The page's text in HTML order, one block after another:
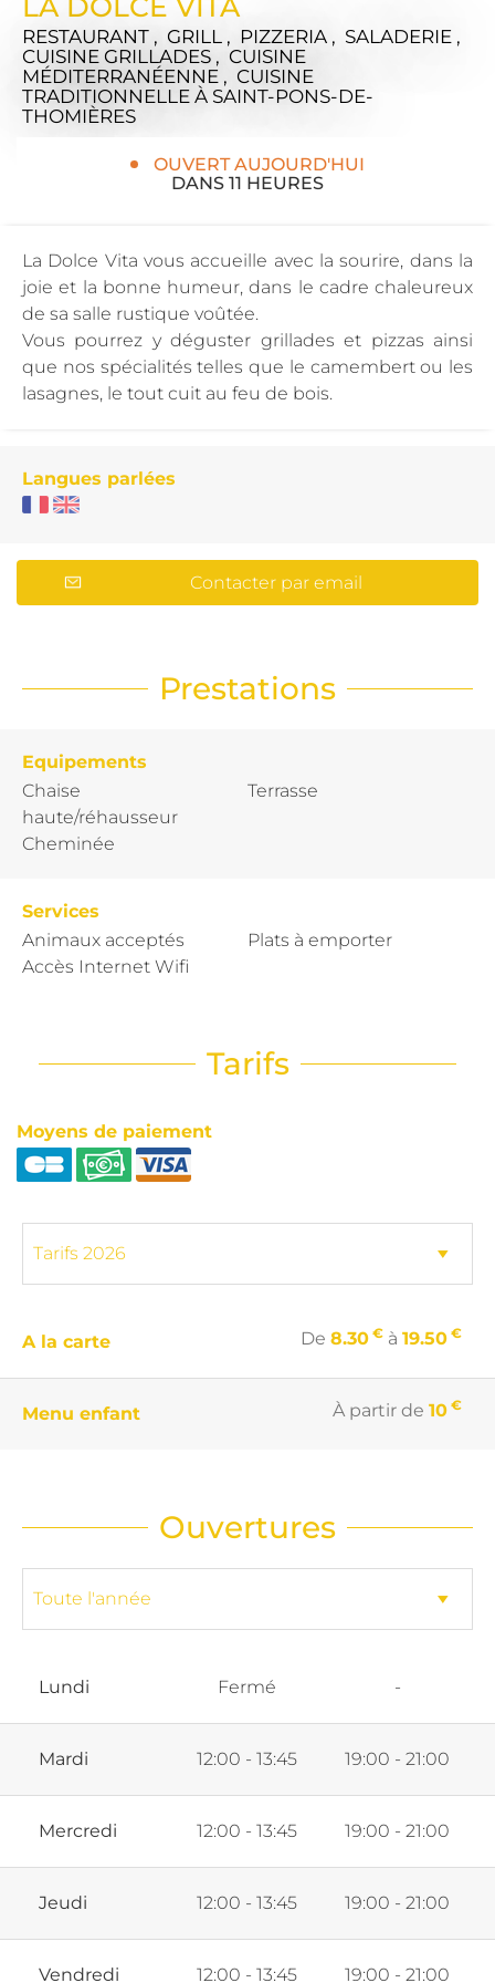
RESTAURANT , GRILL , PIZZERIA , SALADERIE ,
CUISINE GRILLADES , CUISINE
MÉDITERRANÉENNE , CUISINE
TRADITIONNELLE À SAINT-PONS-DE-
THOMIÈRES
OUVERT AUJOURD'HUI
DANS 11 HEURES
La Dolce Vita vous accueille avec la sourire, dans la
joie et la bonne humeur, dans le cadre chaleureux
de sa salle rustique voûtée.
Vous pourrez y déguster grillades et pizzas ainsi
que nos spécialités telles que le camembert ou les
lasagnes, le tout cuit au feu de bois.
Langues parlées
Contacter par email
Prestations
Equipements
Chaise
haute/réhausseur
Cheminée
Terrasse
Services
Animaux acceptés
Accès Internet Wifi
Plats à emporter
Tarifs
Moyens de paiement
A la carte De 8.30 € à 19.50 €
Menu enfant À partir de 10 €
Ouvertures
Lundi Fermé -
Mardi 12:00 - 13:45 19:00 - 21:00
Mercredi 12:00 - 13:45 19:00 - 21:00
Jeudi 12:00 - 13:45 19:00 - 21:00
Vendredi 12:00 - 13:45 19:00 - 21:00